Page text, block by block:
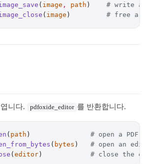
( image , path ) # write a
( image ) # free a
니다. pdfoxide_editor 를 반환합니다.
( path ) # open a PDF
( bytes ) # open an
( editor ) # close the